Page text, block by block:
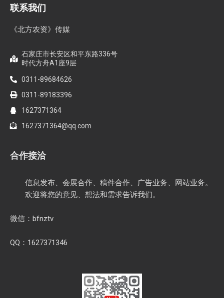
联系我们
《北方农资》传媒
石家庄市长安区和平东路336号
时代方舟A1座9层
0311-89684626
0311-89183396
1627371364
1627371364@qq.com
合作接洽
信息发布、会展合作、稿件合作、广告业务、网站业务。
欢迎将您的意见、想法和需求告诉我们。
微信：bfnztv
QQ：1627371346